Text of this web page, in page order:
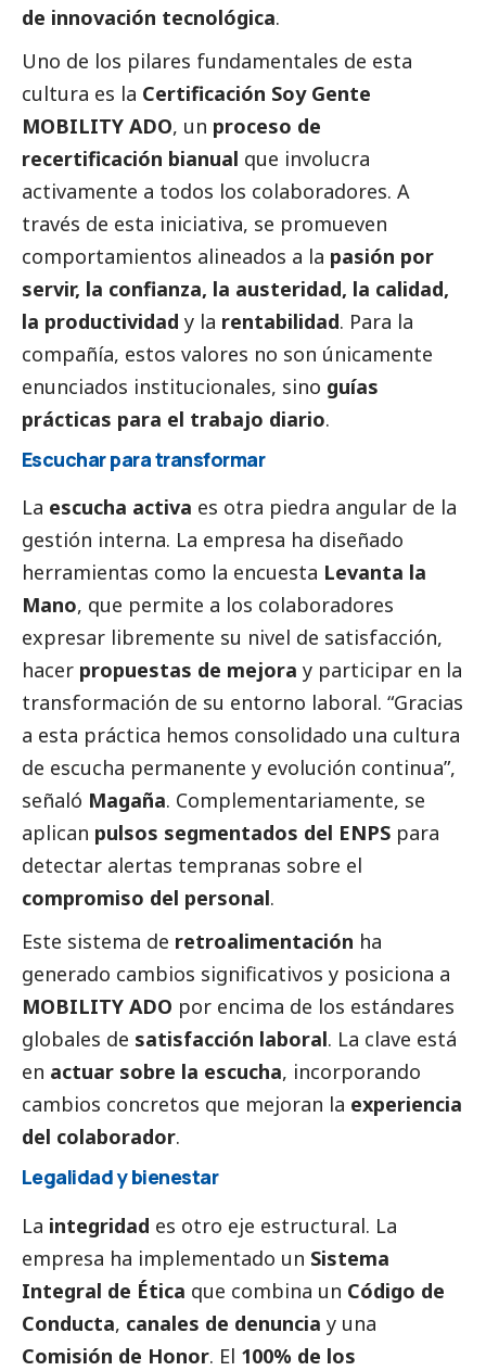
de innovación tecnológica.
Uno de los pilares fundamentales de esta
cultura es la Certificación Soy Gente
MOBILITY ADO, un proceso de
recertificación bianual que involucra
activamente a todos los colaboradores. A
través de esta iniciativa, se promueven
comportamientos alineados a la pasión por
servir, la confianza, la austeridad, la calidad,
la productividad y la rentabilidad. Para la
compañía, estos valores no son únicamente
enunciados institucionales, sino guías
prácticas para el trabajo diario.
Escuchar para transformar
La escucha activa es otra piedra angular de la
gestión interna. La empresa ha diseñado
herramientas como la encuesta Levanta la
Mano, que permite a los colaboradores
expresar libremente su nivel de satisfacción,
hacer propuestas de mejora y participar en la
transformación de su entorno laboral. “Gracias
a esta práctica hemos consolidado una cultura
de escucha permanente y evolución continua”,
señaló Magaña. Complementariamente, se
aplican pulsos segmentados del ENPS para
detectar alertas tempranas sobre el
compromiso del personal.
Este sistema de retroalimentación ha
generado cambios significativos y posiciona a
MOBILITY ADO por encima de los estándares
globales de satisfacción laboral. La clave está
en actuar sobre la escucha, incorporando
cambios concretos que mejoran la experiencia
del colaborador.
Legalidad y bienestar
La integridad es otro eje estructural. La
empresa ha implementado un Sistema
Integral de Ética que combina un Código de
Conducta, canales de denuncia y una
Comisión de Honor. El 100% de los